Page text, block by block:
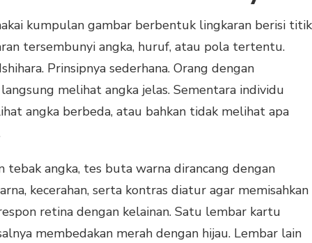
kumpulan gambar berbentuk lingkaran berisi titik
tersembunyi angka, huruf, atau pola tertentu.
Prinsipnya sederhana. Orang dengan
melihat angka jelas. Sementara individu
angka berbeda, atau bahkan tidak melihat apa
angka, tes buta warna dirancang dengan
kecerahan, serta kontras diatur agar memisahkan
retina dengan kelainan. Satu lembar kartu
membedakan merah dengan hijau. Lembar lain